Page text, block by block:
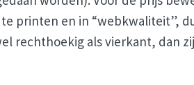
printen en in “webkwaliteit”,
rechthoekig als vierkant, dan